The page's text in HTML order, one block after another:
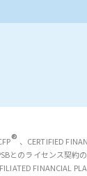
® 、CERTIFIED
とのライセンス契約
FINANCIAL